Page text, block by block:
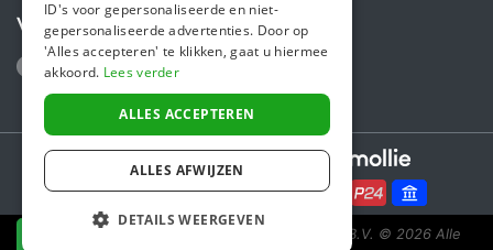
Volg ons
Secure payments powered by
Steunactie is een initiatief van Sponsor Europe B.V. © 2026 Alle
ID's voor gepersonaliseerde en niet-
gepersonaliseerde advertenties. Door op
'Alles accepteren' te klikken, gaat u hiermee
akkoord. Lees verder
ALLES ACCEPTEREN
ALLES AFWIJZEN
DETAILS WEERGEVEN